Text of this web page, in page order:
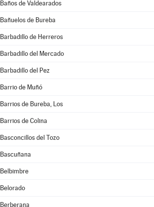
Baños de Valdearados
Bañuelos de Bureba
Barbadillo de Herreros
Barbadillo del Mercado
Barbadillo del Pez
Barrio de Muñó
Barrios de Bureba, Los
Barrios de Colina
Basconcillos del Tozo
Bascuñana
Belbimbre
Belorado
Berberana